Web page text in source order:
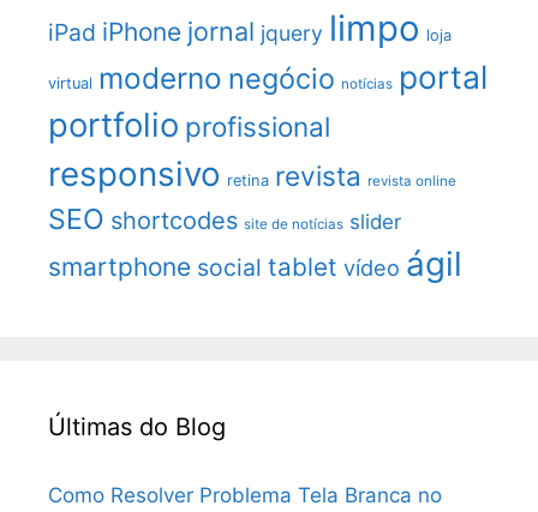
iPad iPhone jornal jquery limpo loja
virtual moderno negócio notícias portal
portfolio profissional
responsivo retina revista revista online
SEO shortcodes site de notícias slider
smartphone social tablet vídeo ágil
Últimas do Blog
Como Resolver Problema Tela Branca no